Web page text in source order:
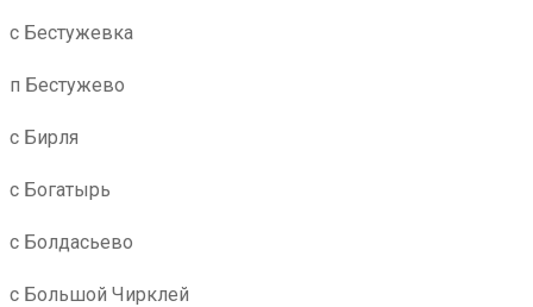
с Бестужевка
п Бестужево
с Бирля
с Богатырь
с Болдасьево
с Большой Чирклей